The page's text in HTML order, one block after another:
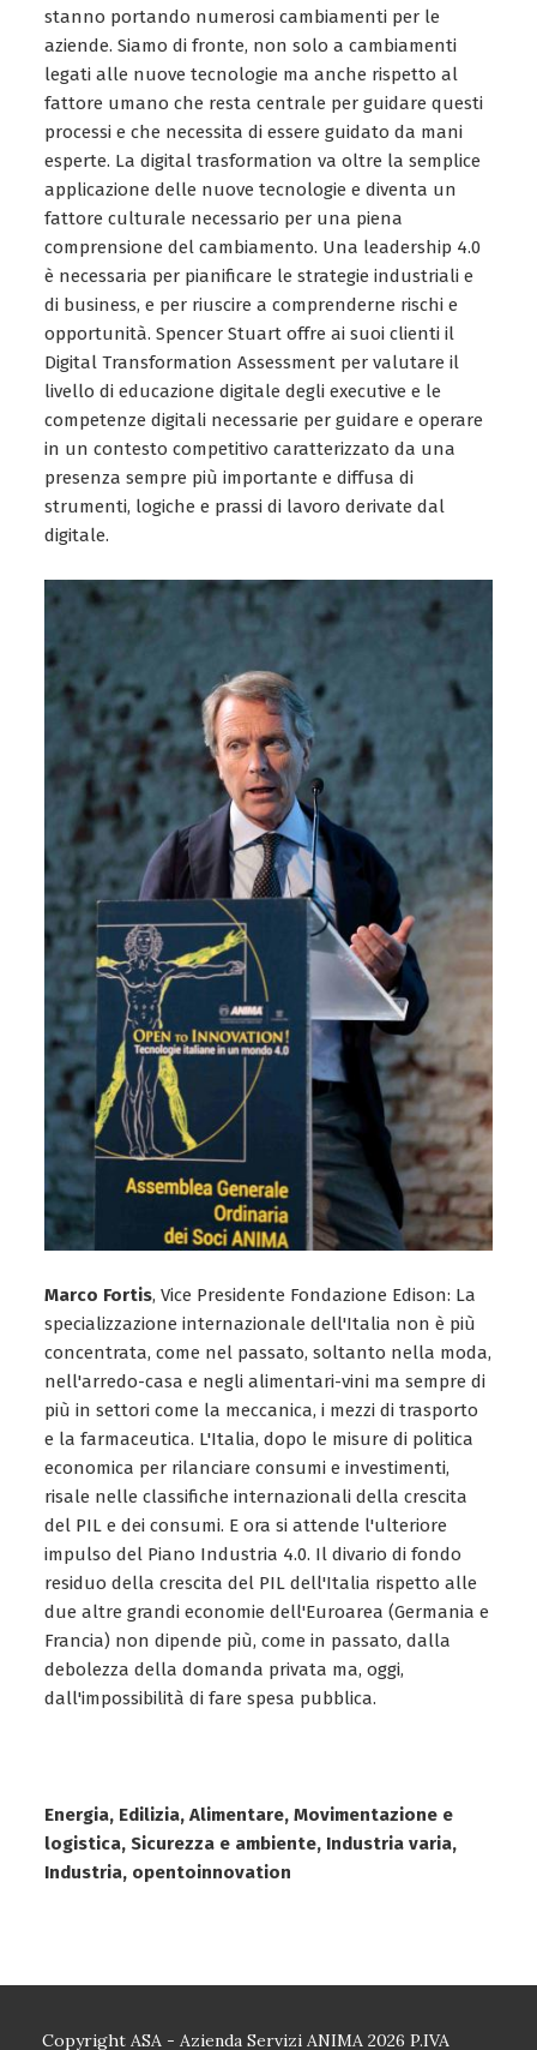
stanno portando numerosi cambiamenti per le
aziende. Siamo di fronte, non solo a cambiamenti
legati alle nuove tecnologie ma anche rispetto al
fattore umano che resta centrale per guidare questi
processi e che necessita di essere guidato da mani
esperte. La digital trasformation va oltre la semplice
applicazione delle nuove tecnologie e diventa un
fattore culturale necessario per una piena
comprensione del cambiamento. Una leadership 4.0
è necessaria per pianificare le strategie industriali e
di business, e per riuscire a comprenderne rischi e
opportunità. Spencer Stuart offre ai suoi clienti il
Digital Transformation Assessment per valutare il
livello di educazione digitale degli executive e le
competenze digitali necessarie per guidare e operare
in un contesto competitivo caratterizzato da una
presenza sempre più importante e diffusa di
strumenti, logiche e prassi di lavoro derivate dal
digitale.
Marco Fortis, Vice Presidente Fondazione Edison: La
specializzazione internazionale dell'Italia non è più
concentrata, come nel passato, soltanto nella moda,
nell'arredo-casa e negli alimentari-vini ma sempre di
più in settori come la meccanica, i mezzi di trasporto
e la farmaceutica. L'Italia, dopo le misure di politica
economica per rilanciare consumi e investimenti,
risale nelle classifiche internazionali della crescita
del PIL e dei consumi. E ora si attende l'ulteriore
impulso del Piano Industria 4.0. Il divario di fondo
residuo della crescita del PIL dell'Italia rispetto alle
due altre grandi economie dell'Euroarea (Germania e
Francia) non dipende più, come in passato, dalla
debolezza della domanda privata ma, oggi,
dall'impossibilità di fare spesa pubblica.
Energia, Edilizia, Alimentare, Movimentazione e
logistica, Sicurezza e ambiente, Industria varia,
Industria, opentoinnovation
Copyright ASA - Azienda Servizi ANIMA 2026 P.IVA